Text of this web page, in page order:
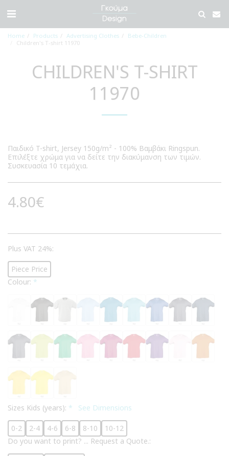
Home Products Advertising Clothes
Bebe-Children
Children's T-shirt 11970
CHILDREN'S T-SHIRT
11970
Παιδικό T-shirt, Jersey 150g/m² - 100% Βαμβάκι Ringspun.
Επιλέξτε χρώμα για να δείτε την διακύμανση των τιμών.
Συσκευασία 10 τεμάχια.
4.80€
Plus VAT 24%:
Piece Price
Colour: *
Sizes Kids (years): * See Dimensions
0-2 2-4 4-6 6-8 8-10
10-12
Do you want to print? ... Request a Quote.: